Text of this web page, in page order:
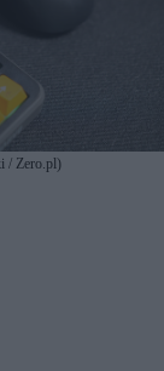
/ Zero.pl)